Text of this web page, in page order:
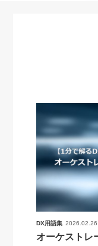
DX用語集 2026.02.26
オーケストレ